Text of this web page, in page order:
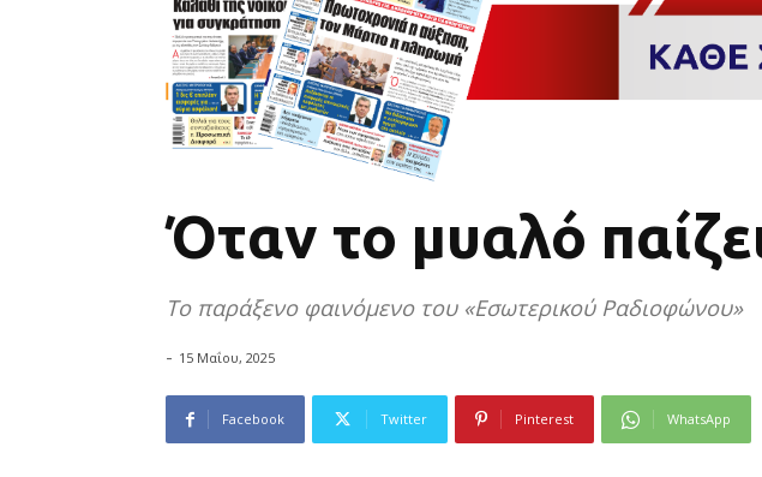
Όταν το μυαλό
Το παράξενο φαινόμενο του «Εσωτερικού Ραδιοφώνου»
- 15 Μαΐου, 2025
Facebook Twitter Pinterest WhatsApp